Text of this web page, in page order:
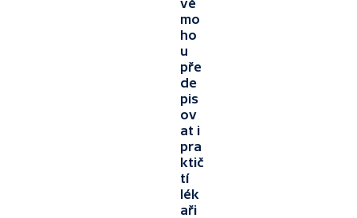
mo
ho
u
pře
de
pis
ov
at i
pra
ktič
tí
lék
aři